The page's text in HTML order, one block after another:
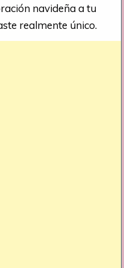
navideña a tu
realmente único.